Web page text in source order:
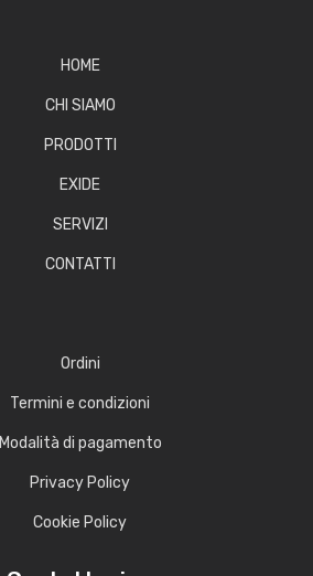
HOME
CHI SIAMO
PRODOTTI
EXIDE
SERVIZI
CONTATTI
Ordini
Termini e condizioni
Modalità di pagamento
Privacy Policy
Cookie Policy